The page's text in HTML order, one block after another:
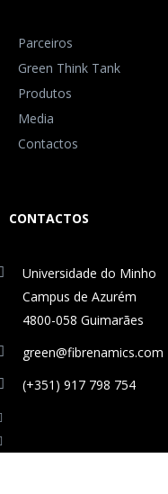
Parceiros
Green Think Tank
Produtos
Media
Contactos
CONTACTOS
Universidade do Minho
Campus de Azurém
4800-058 Guimarães
green@fibrenamics.com
(+351) 917 798 754